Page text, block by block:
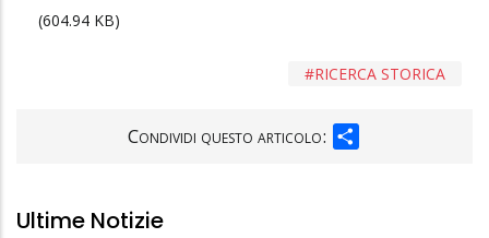
(604.94 KB)
RICERCA STORICA
Condividi questo articolo:
Ultime Notizie